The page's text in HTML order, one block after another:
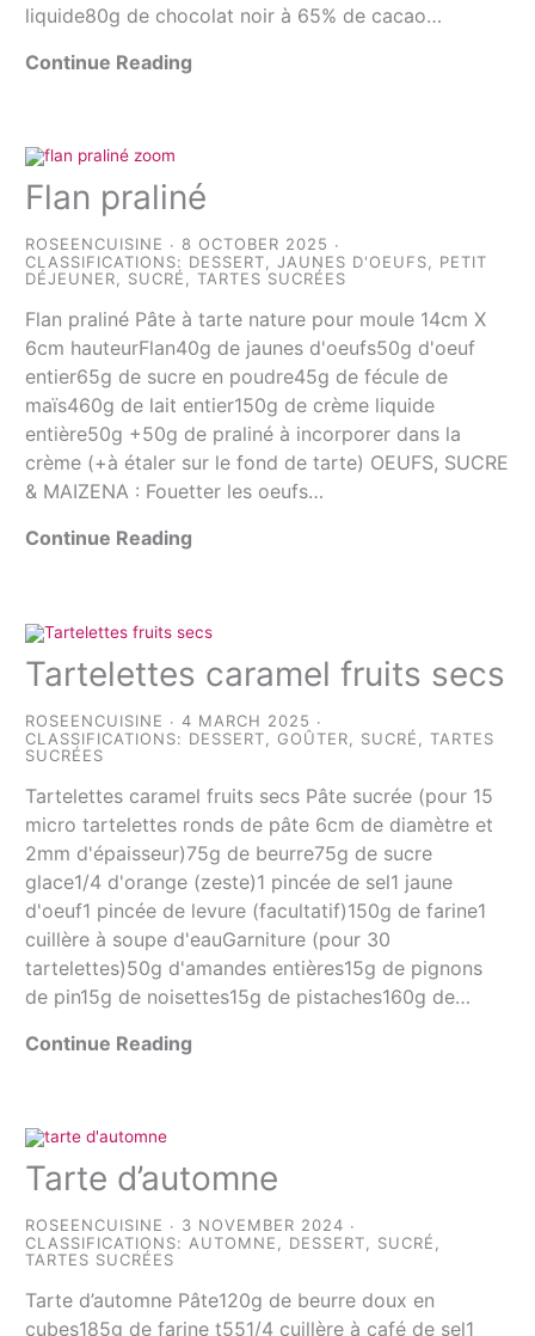
liquide80g de chocolat noir à 65% de cacao…
Continue Reading
Flan praliné
ROSEENCUISINE
8 OCTOBER 2025
CLASSIFICATIONS: DESSERT ,JAUNES D'OEUFS
PETIT
DÉJEUNER
SUCRÉ ,TARTES SUCRÉES
Flan praliné Pâte à tarte nature pour moule 14cm X
6cm hauteurFlan40g de jaunes d'oeufs50g d'oeuf
entier65g de sucre en poudre45g de fécule de
maïs460g de lait entier150g de crème liquide
entière50g +50g de praliné à incorporer dans la
crème (+à étaler sur le fond de tarte) OEUFS, SUCRE
& MAIZENA : Fouetter les oeufs…
Continue Reading
Tartelettes caramel fruits secs
ROSEENCUISINE
4 MARCH 2025
CLASSIFICATIONS: DESSERT ,GOÛTER SUCRÉ ,TARTES
SUCRÉES
Tartelettes caramel fruits secs Pâte sucrée (pour 15
micro tartelettes ronds de pâte 6cm de diamètre et
2mm d'épaisseur)75g de beurre75g de sucre
glace1/4 d'orange (zeste)1 pincée de sel1 jaune
d'oeuf1 pincée de levure (facultatif)150g de farine1
cuillère à soupe d'eauGarniture (pour 30
tartelettes)50g d'amandes entières15g de pignons
de pin15g de noisettes15g de pistaches160g de…
Continue Reading
Tarte d’automne
ROSEENCUISINE
3 NOVEMBER 2024
CLASSIFICATIONS: AUTOMNE DESSERT SUCRÉ
TARTES SUCRÉES
Tarte d’automne Pâte120g de beurre doux en
cubes185g de farine t551/4 cuillère à café de sel1